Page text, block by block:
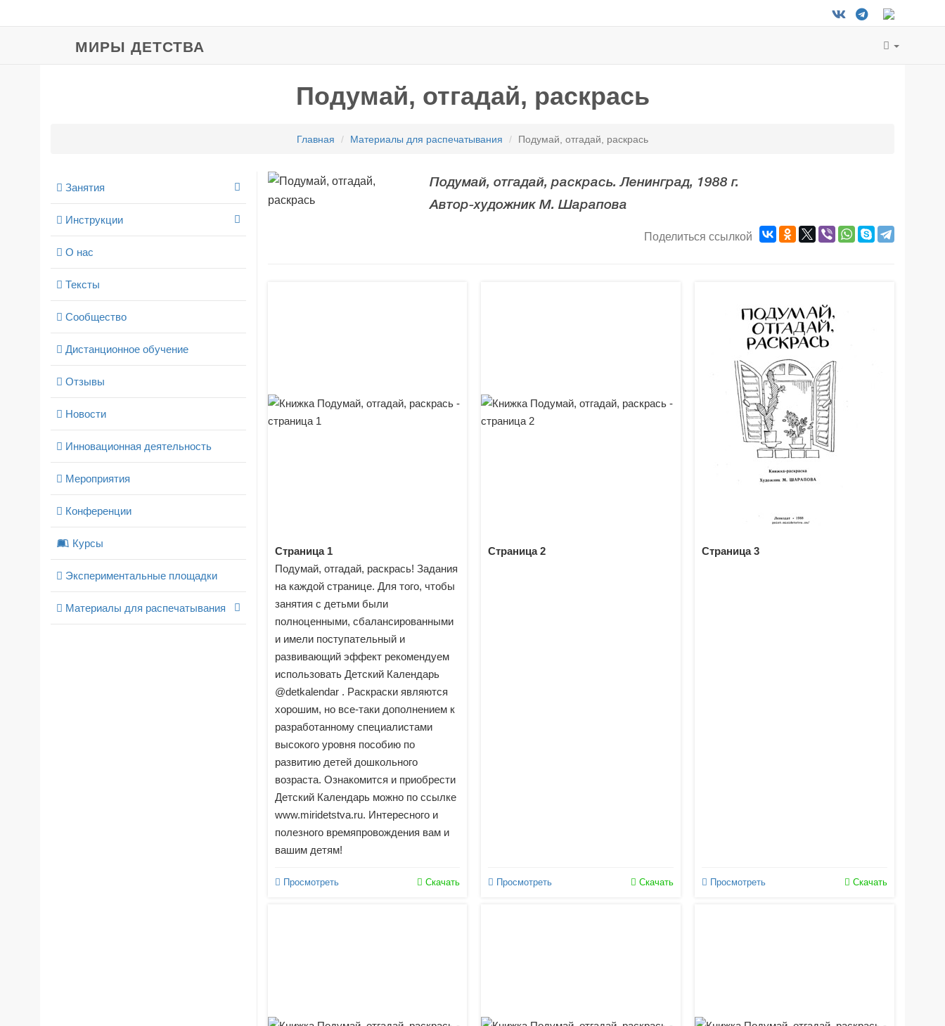
МИРЫ ДЕТСТВА
Подумай, отгадай, раскрась
Главная Материалы для распечатывания Подумай, отгадай, раскрась
Занятия
Инструкции
О нас
Тексты
Сообщество
Дистанционное обучение
Отзывы
Новости
Инновационная деятельность
Мероприятия
Конференции
Курсы
Экспериментальные площадки
Материалы для распечатывания
Подумай, отгадай, раскрась. Ленинград, 1988 г.
Автор-художник М. Шарапова
Поделиться ссылкой
Страница 1
Подумай, отгадай, раскрась! Задания
на каждой странице. Для того, чтобы
занятия с детьми были
полноценными, сбалансированными
и имели поступательный и
развивающий эффект рекомендуем
использовать Детский Календарь
@detkalendar . Раскраски являются
хорошим, но все-таки дополнением к
разработанному специалистами
высокого уровня пособию по
развитию детей дошкольного
возраста. Ознакомится и приобрести
Детский Календарь можно по ссылке
www.miridetstva.ru. Интересного и
полезного времяпровождения вам и
вашим детям!
Просмотреть Скачать
Страница 2
Просмотреть Скачать
Страница 3
Просмотреть Скачать